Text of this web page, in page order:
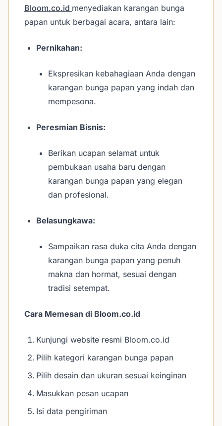
Bloom.co.id menyediakan karangan bunga
papan untuk berbagai acara, antara lain:
Pernikahan:
Ekspresikan kebahagiaan Anda dengan
karangan bunga papan yang indah dan
mempesona.
Peresmian Bisnis:
Berikan ucapan selamat untuk
pembukaan usaha baru dengan
karangan bunga papan yang elegan
dan profesional.
Belasungkawa:
Sampaikan rasa duka cita Anda dengan
karangan bunga papan yang penuh
makna dan hormat, sesuai dengan
tradisi setempat.
Cara Memesan di Bloom.co.id
Kunjungi website resmi Bloom.co.id
Pilih kategori karangan bunga papan
Pilih desain dan ukuran sesuai keinginan
Masukkan pesan ucapan
Isi data pengiriman